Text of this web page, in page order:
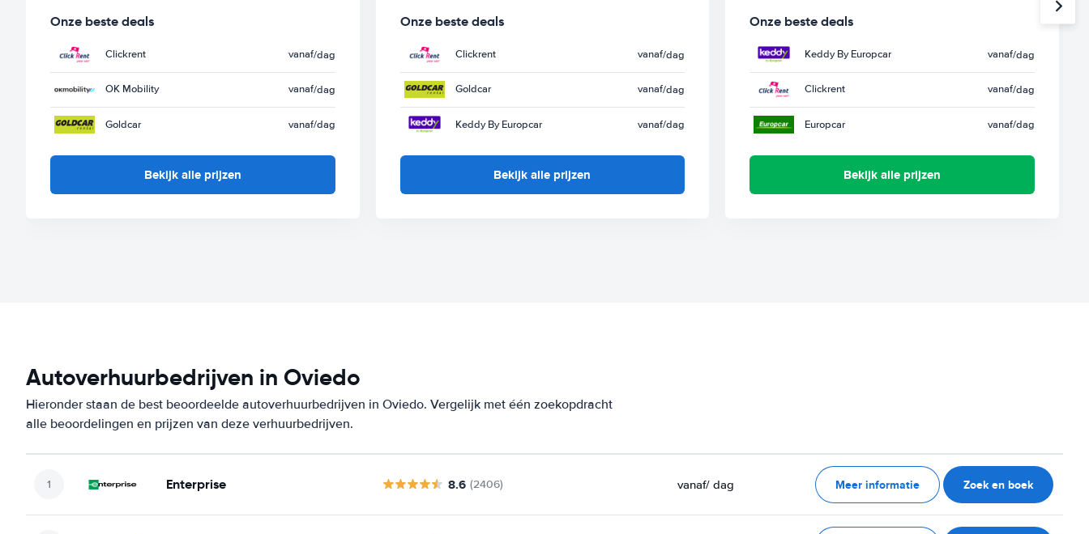
Onze beste deals
Clickrent vanaf/dag
OK Mobility vanaf/dag
Goldcar vanaf/dag
Bekijk alle prijzen
Onze beste deals
Clickrent vanaf/dag
Goldcar vanaf/dag
Keddy By Europcar vanaf/dag
Bekijk alle prijzen
Onze beste deals
Keddy By Europcar vanaf/dag
Clickrent vanaf/dag
Europcar vanaf/dag
Bekijk alle prijzen
Autoverhuurbedrijven in Oviedo
Hieronder staan de best beoordeelde autoverhuurbedrijven in Oviedo. Vergelijk met één zoekopdracht
alle beoordelingen en prijzen van deze verhuurbedrijven.
Enterprise 8.6 (2406) vanaf/ dag Meer informatie Zoek en boek